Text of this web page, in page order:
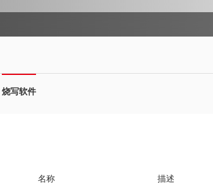
烧写软件
名称 描述